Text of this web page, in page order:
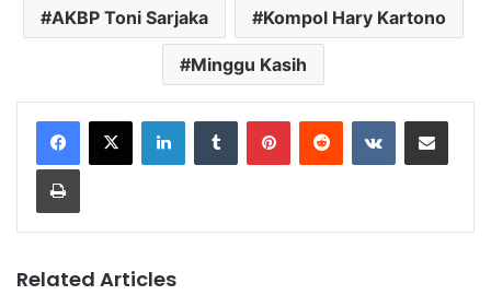
AKBP Toni Sarjaka Kompol Hary Kartono
Minggu Kasih
LinkedInTumblr PinterestReddit VKontakteShare via Email
Print
Related Articles